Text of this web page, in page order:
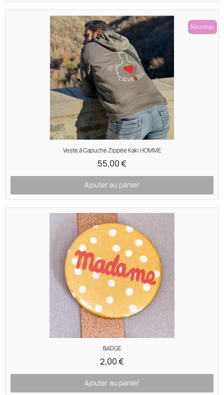
Aperçu rapide
Nouveau
Veste à Capuche Zippée Kaki HOMME
55,00 €
Ajouter au panier
Aperçu rapide
BADGE
2,00 €
Ajouter au panier